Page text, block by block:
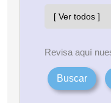
Revisa aquí
Buscar